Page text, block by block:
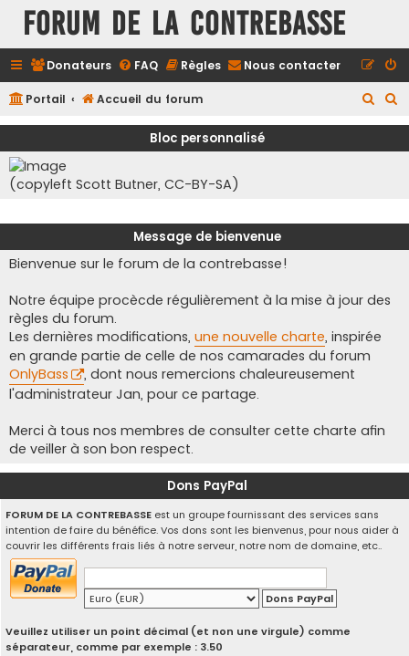
FORUM DE LA CONTREBASSE
Donateurs FAQ Règles Nous contacter
Portail Accueil du forum
e
e
Bloc personnalisé
(copyleft Scott Butner, CC-BY-SA)
Message de bienvenue
Bienvenue sur le forum de la contrebasse!
Notre équipe procècde régulièrement à la mise à jour des
règles du forum.
Les dernières modifications, une nouvelle charte, inspirée
en grande partie de celle de nos camarades du forum
OnlyBass
, dont nous remercions chaleureusement
l'administrateur Jan, pour ce partage.
Merci à tous nos membres de consulter cette charte afin
de veiller à son bon respect.
Dons PayPal
FORUM DE LA CONTREBASSE est un groupe fournissant des services sans
intention de faire du bénéfice. Vos dons sont les bienvenus, pour nous aider à
couvrir les différents frais liés à notre serveur, notre nom de domaine, etc..
Veuillez utiliser un point décimal (et non une virgule) comme
séparateur, comme par exemple : 3.50